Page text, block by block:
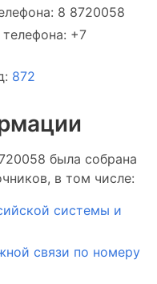
8 8720058
+7
872
была собрана
в том числе:
системы и
связи по номеру